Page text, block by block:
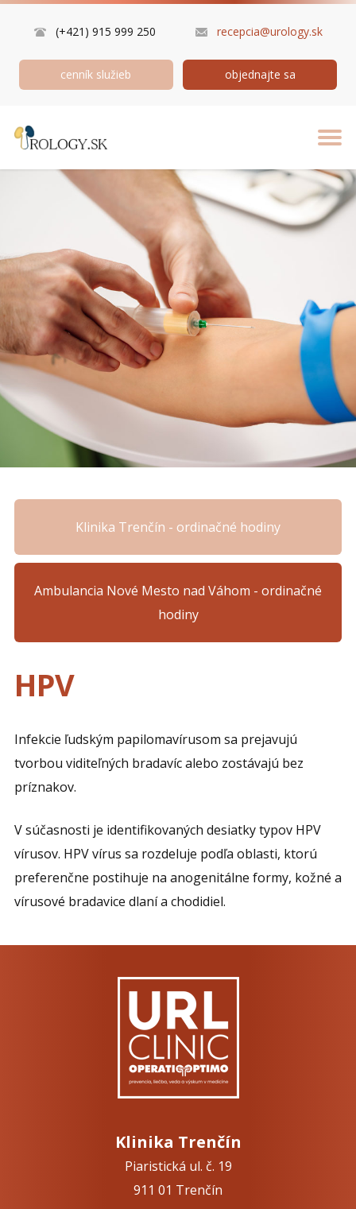
(+421) 915 999 250 recepcia@urology.sk
cenník služieb objednajte sa
Klinika Trenčín - ordinačné hodiny
Ambulancia Nové Mesto nad Váhom - ordinačné
hodiny
HPV
Infekcie ľudským papilomavírusom sa prejavujú
tvorbou viditeľných bradavíc alebo zostávajú bez
príznakov.
V súčasnosti je identifikovaných desiatky typov HPV
vírusov. HPV vírus sa rozdeluje podľa oblasti, ktorú
preferenčne postihuje na anogenitálne formy, kožné a
vírusové bradavice dlaní a chodidiel.
Klinika Trenčín
Piaristická ul. č. 19
911 01 Trenčín